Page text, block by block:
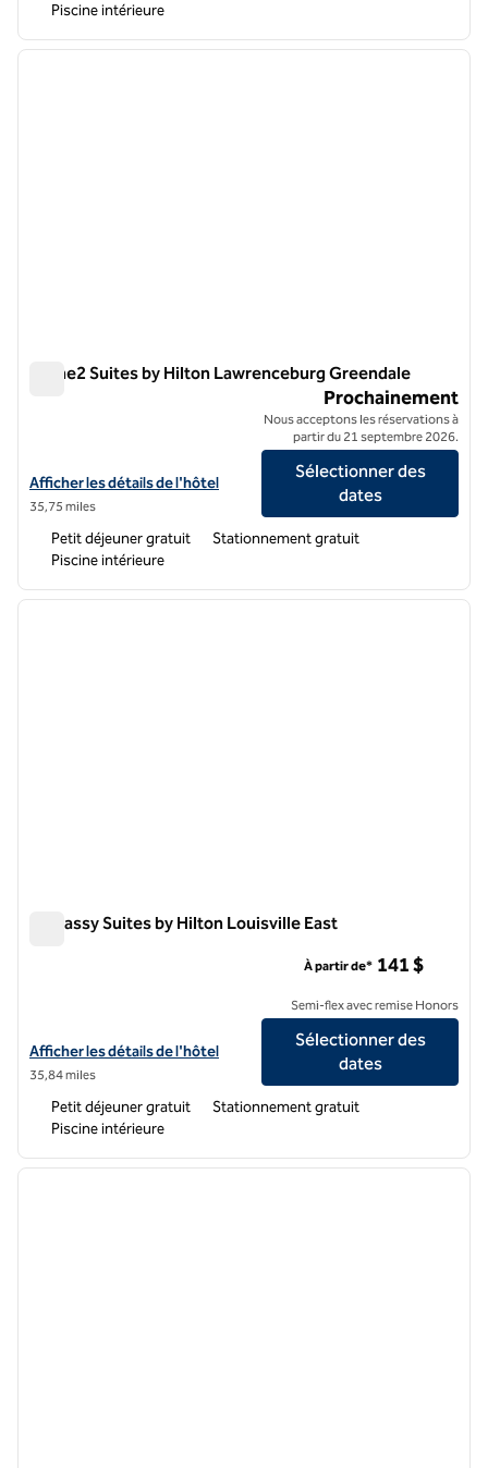
Piscine intérieure
1 sur 11
Home2 Suites by Hilton Lawrenceburg Greendale
Home2 Suites by Hilton Lawrenceburg Greendale
Afficher les détails de l'hôtel Home2 Suites by Hilton Lawrenceburg
Afficher les détails de l'hôtel
35,75 miles
Prochainement
Nous acceptons les réservations à
partir du 21 septembre 2026.
Sélectionner des
dates
Petit déjeuner gratuit
Stationnement gratuit
Piscine intérieure
1 sur 12
Embassy Suites by Hilton Louisville East
Afficher les détails de l'hôtel Embassy Suites by Hilton Louisville East
Afficher les détails de l'hôtel
35,84 miles
À partir de* 141 $
Semi-flex avec remise Honors
Sélectionner des
dates
Petit déjeuner gratuit
Stationnement gratuit
Piscine intérieure
1 sur 12